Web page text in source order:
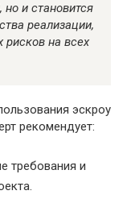
и становится
реализации,
рисков на всех
эскроу
рекомендует:
требования и